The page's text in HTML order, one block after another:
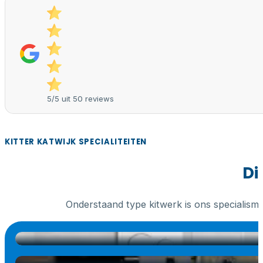
5/5 uit 50 reviews
KITTER KATWIJK SPECIALITEITEN
Onderstaand type kitwerk is ons